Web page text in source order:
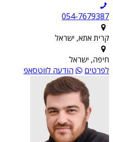
054-7679387
קרית אתא, ישראל
חיפה, ישראל
לפרטים
הודעה לווטסאפ